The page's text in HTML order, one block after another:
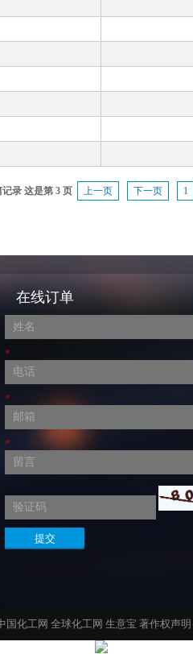
录 这是第 3 页 上一页 下一页 1
在线订单
*
*
*
国化工网 全球化工网 生意宝 著作权声明